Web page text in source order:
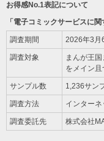
お得感No.1表記について
「電子コミックサービスに関
調査期間 2026年3月
調査対象
まんが王
をメイン
サンプル数 1,236サン
調査方法 インター
調査委託先 株式会社